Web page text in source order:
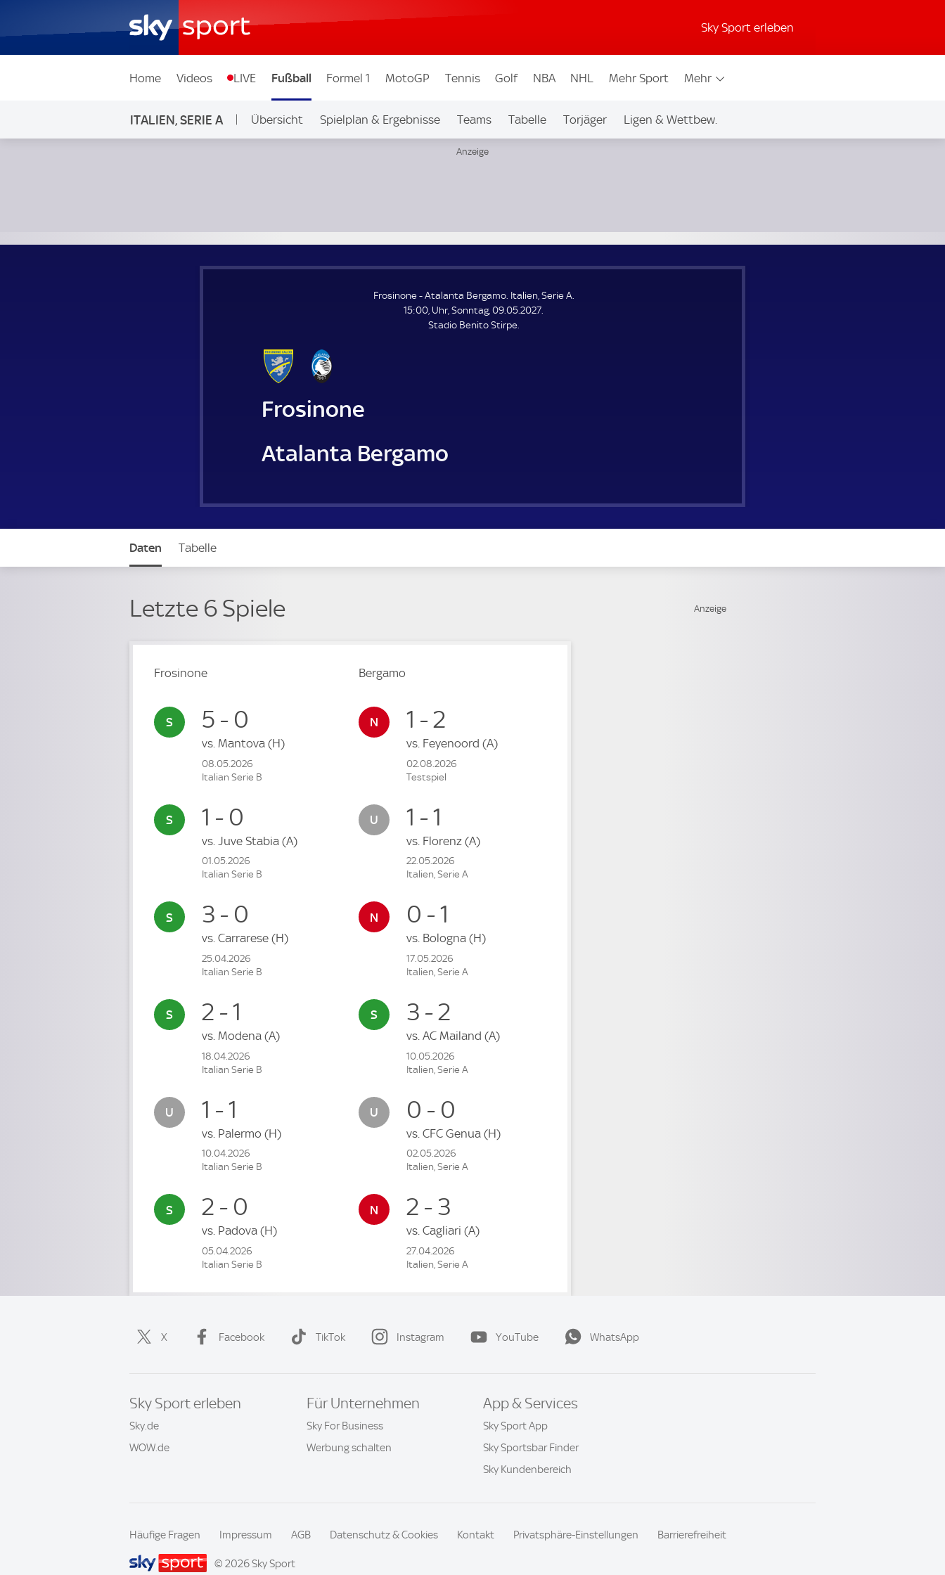
Sky Sport erleben
Home Videos LIVE Fußball Formel 1 MotoGP Tennis Golf NBA NHL Mehr Sport Mehr
ITALIEN, SERIE A Übersicht Spielplan & Ergebnisse Teams Tabelle Torjäger Ligen & Wettbew.
Frosinone - Atalanta Bergamo. Italien, Serie A.
15:00, Uhr, Sonntag, 09.05.2027.
Stadio Benito Stirpe.
Frosinone
Atalanta Bergamo
Daten Tabelle
Letzte 6 Spiele
Frosinone
5 - 0
vs. Mantova (H)
08.05.2026
Italian Serie B
1 - 0
vs. Juve Stabia (A)
01.05.2026
Italian Serie B
3 - 0
vs. Carrarese (H)
25.04.2026
Italian Serie B
2 - 1
vs. Modena (A)
18.04.2026
Italian Serie B
1 - 1
vs. Palermo (H)
10.04.2026
Italian Serie B
2 - 0
vs. Padova (H)
05.04.2026
Italian Serie B
Bergamo
1 - 2
vs. Feyenoord (A)
02.08.2026
Testspiel
1 - 1
vs. Florenz (A)
22.05.2026
Italien, Serie A
0 - 1
vs. Bologna (H)
17.05.2026
Italien, Serie A
3 - 2
vs. AC Mailand (A)
10.05.2026
Italien, Serie A
0 - 0
vs. CFC Genua (H)
02.05.2026
Italien, Serie A
2 - 3
vs. Cagliari (A)
27.04.2026
Italien, Serie A
X Facebook TikTok Instagram YouTube WhatsApp
Sky Sport erleben
Sky.de
WOW.de
Für Unternehmen
Sky For Business
Werbung schalten
App & Services
Sky Sport App
Sky Sportsbar Finder
Sky Kundenbereich
Häufige Fragen Impressum AGB Datenschutz & Cookies Kontakt Privatsphäre-Einstellungen Barrierefreiheit
© 2026 Sky Sport